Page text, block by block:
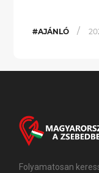
#AJÁNLÓ /
Folyamatosan